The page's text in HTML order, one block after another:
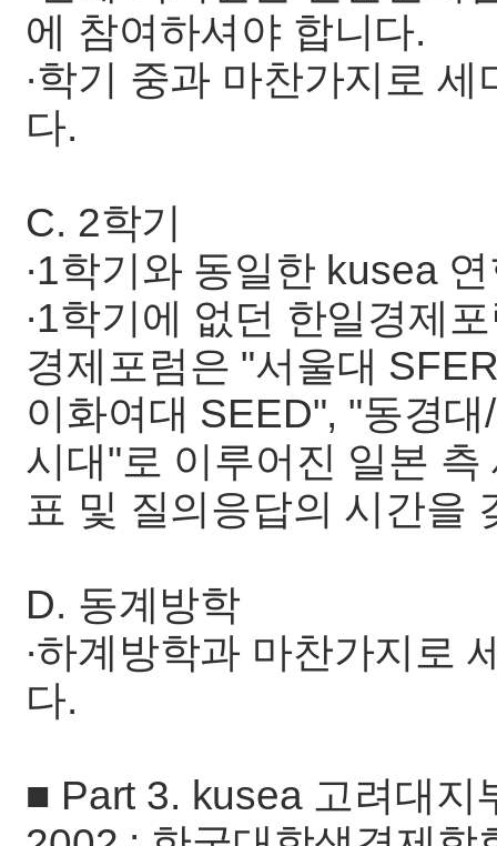
에 참여하셔야 합니다.
∙학기 중과 마찬가지로
다.
C. 2학기
∙1학기와 동일한 kusea
∙1학기에 없던 한일경제
경제포럼은 "서울대
이화여대 SEED", "동경
시대"로 이루어진 일본
표 및 질의응답의 시간을
D. 동계방학
∙하계방학과 마찬가지로
다.
■ Part 3. kusea 고려대지